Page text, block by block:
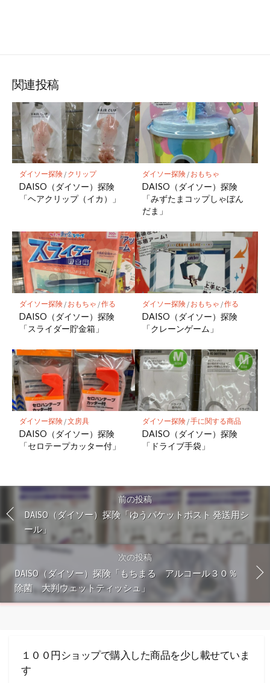
関連投稿
ダイソー探険/ クリップ
DAISO（ダイソー）探険
「ヘアクリップ（イカ）」
ダイソー探険/ おもちゃ
DAISO（ダイソー）探険
「みずたまコップしゃぼん
だま」
ダイソー探険/ おもちゃ /作る
DAISO（ダイソー）探険
「スライダー貯金箱」
ダイソー探険/ おもちゃ /作る
DAISO（ダイソー）探険
「クレーンゲーム」
ダイソー探険/文房具
DAISO（ダイソー）探険
「セロテープカッター付」
ダイソー探険/手に関する商品
DAISO（ダイソー）探険
「ドライブ手袋」
前の投稿
DAISO（ダイソー）探険「ゆうパケットポスト 発送用シ
ール」
次の投稿
DAISO（ダイソー）探険「もちまる アルコール３０％
除菌 大判ウェットティッシュ」
１００円ショップで購入した商品を少し載せていま
す